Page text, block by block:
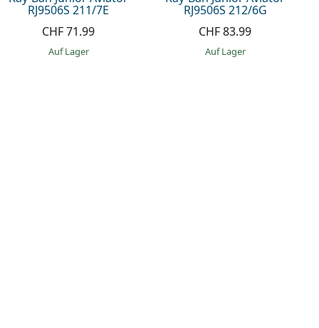
RJ9506S 211/7E
CHF 71.99
auf Lager
RJ9506S 212/6G
CHF 83.99
auf Lager